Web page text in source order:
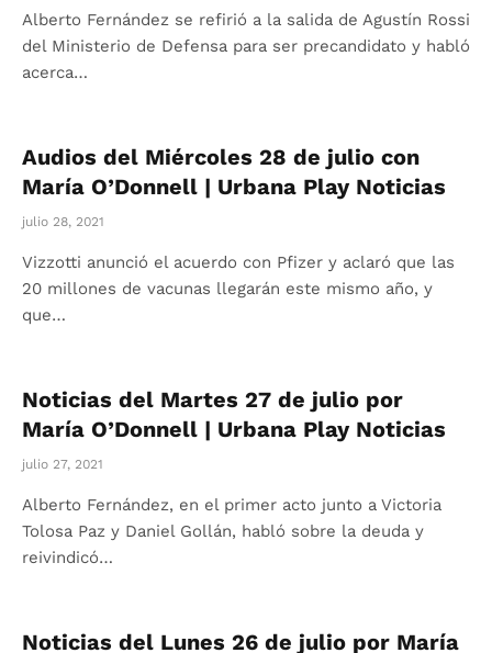
Alberto Fernández se refirió a la salida de Agustín Rossi
del Ministerio de Defensa para ser precandidato y habló
acerca…
Audios del Miércoles 28 de julio con
María O’Donnell | Urbana Play Noticias
julio 28, 2021
Vizzotti anunció el acuerdo con Pfizer y aclaró que las
20 millones de vacunas llegarán este mismo año, y
que…
Noticias del Martes 27 de julio por
María O’Donnell | Urbana Play Noticias
julio 27, 2021
Alberto Fernández, en el primer acto junto a Victoria
Tolosa Paz y Daniel Gollán, habló sobre la deuda y
reivindicó…
Noticias del Lunes 26 de julio por María